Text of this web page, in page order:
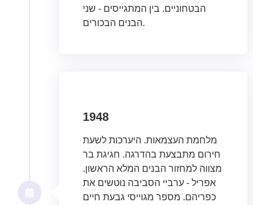
הבטחוניים. בין המתגייסים - שני
הבנים הבכורים.
1948
מלחמת העצמאות. היערכות לשעת
חירום מתבצעת בהדרגה. חגיגת בר
מצווה למחזור הבנים המלא הראשון.
אפריל - ערביי הסביבה נוטשים את
כפריהם. מספר מגוייסי גבעת חיים